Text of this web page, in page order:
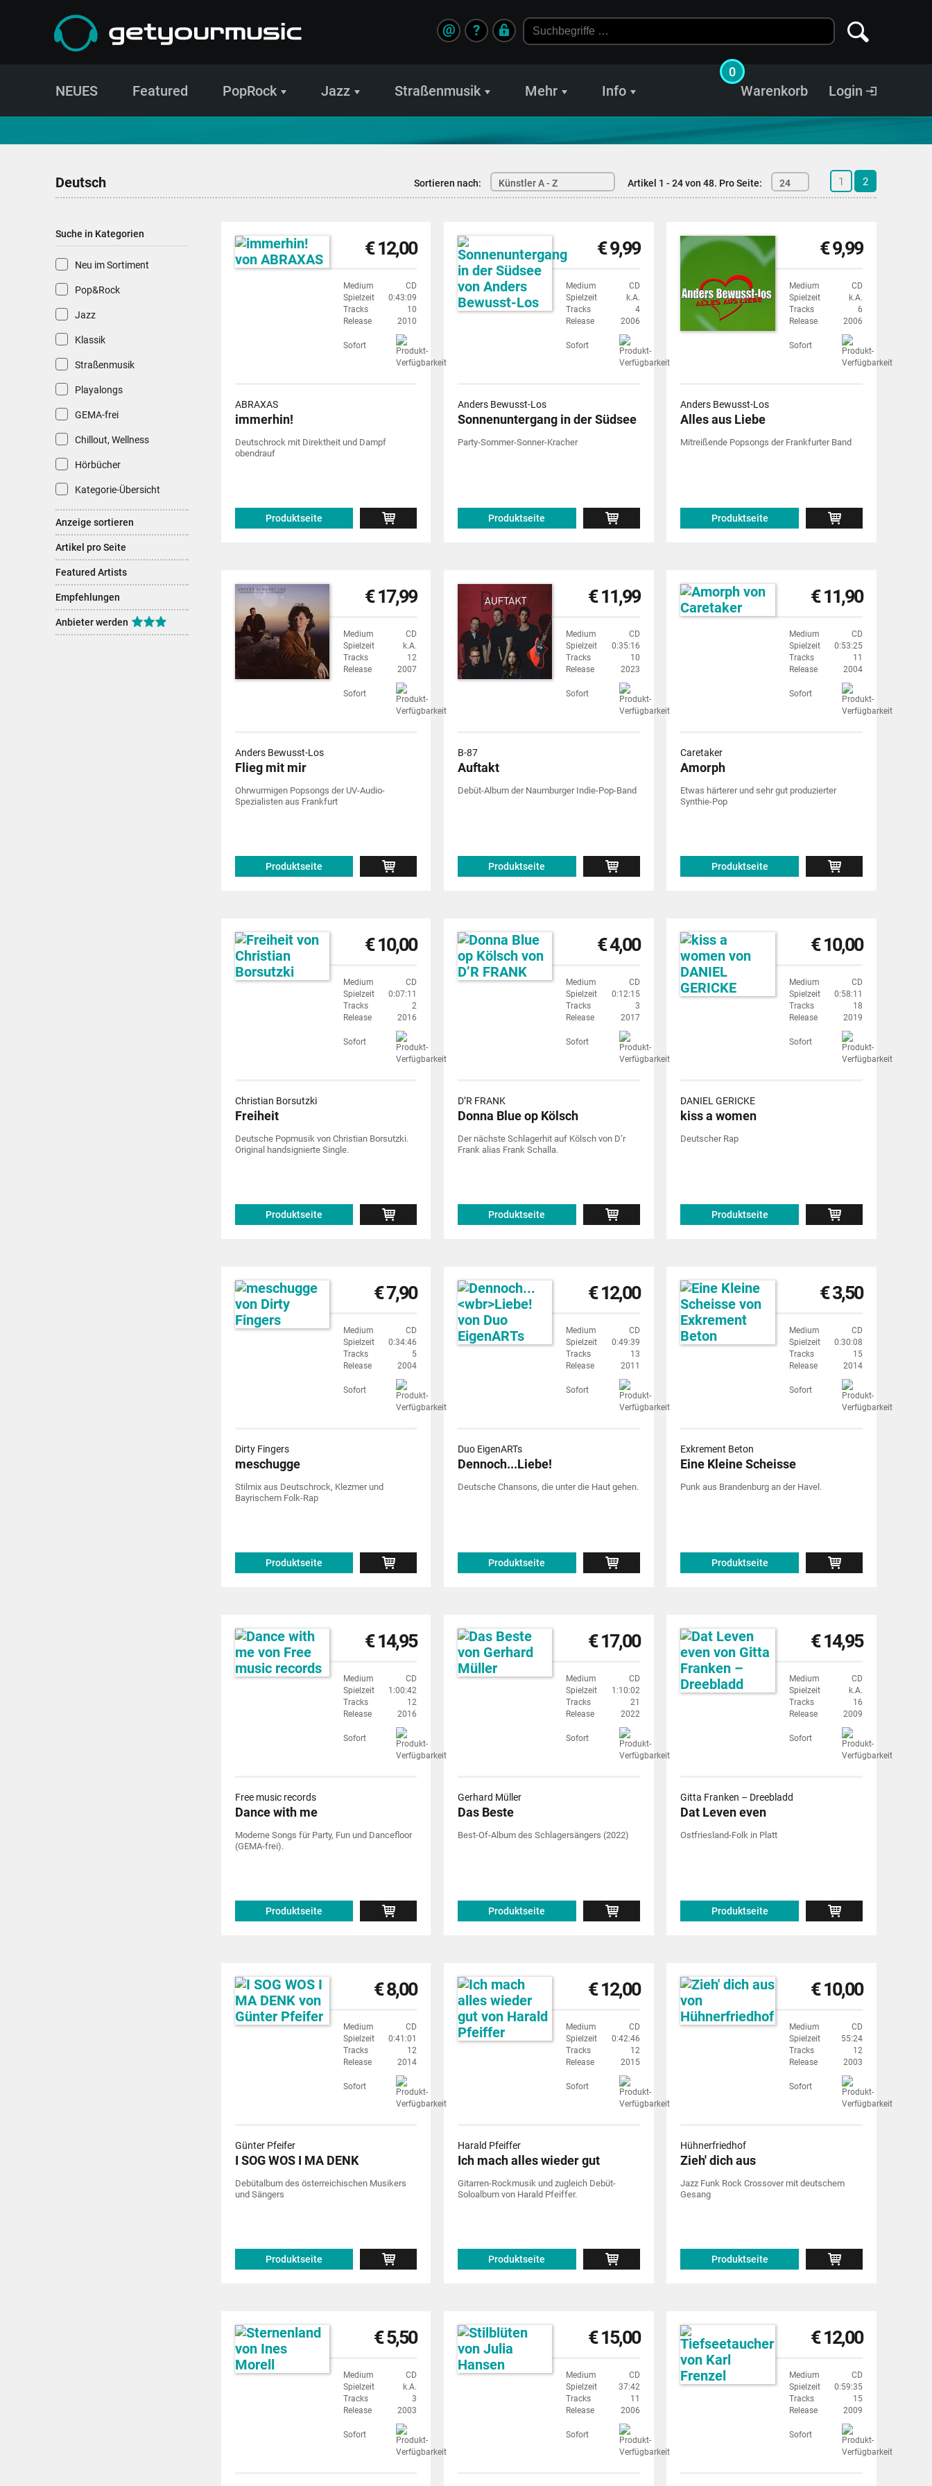
?
@
NEUES Featured PopRock Jazz Straßenmusik Mehr Info Login
Warenkorb
0
Deutsch Sortieren nach: Künstler A - Z Artikel 1 - 24 von 48. Pro Seite: 24 1 2
Suche in Kategorien
Neu im Sortiment
Pop&Rock
Jazz
Klassik
Straßenmusik
Playalongs
GEMA-frei
Chillout, Wellness
Hörbücher
Kategorie-Übersicht
Anzeige sortieren
Artikel pro Seite
Featured Artists
Empfehlungen
Anbieter werden
€ 12,00
Medium
CD
Spielzeit
0:43:09
Tracks
10
Release
2010
Sofort
ABRAXAS
immerhin!
Deutschrock mit Direktheit und Dampf
obendrauf
Produktseite
€ 9,99
Medium
CD
Spielzeit
k.A.
Tracks
4
Release
2006
Sofort
Anders Bewusst-Los
Sonnenuntergang in der Südsee
Party-Sommer-Sonner-Kracher
Produktseite
€ 9,99
Medium
CD
Spielzeit
k.A.
Tracks
6
Release
2006
Sofort
Anders Bewusst-Los
Alles aus Liebe
Mitreißende Popsongs der Frankfurter Band
Produktseite
€ 17,99
Medium
CD
Spielzeit
k.A.
Tracks
12
Release
2007
Sofort
Anders Bewusst-Los
Flieg mit mir
Ohrwurmigen Popsongs der UV-Audio-
Spezialisten aus Frankfurt
Produktseite
€ 11,99
Medium
CD
Spielzeit
0:35:16
Tracks
10
Release
2023
Sofort
B-87
Auftakt
Debüt-Album der Naumburger Indie-Pop-Band
Produktseite
€ 11,90
Medium
CD
Spielzeit
0:53:25
Tracks
11
Release
2004
Sofort
Caretaker
Amorph
Etwas härterer und sehr gut produzierter
Synthie-Pop
Produktseite
€ 10,00
Medium
CD
Spielzeit
0:07:11
Tracks
2
Release
2016
Sofort
Christian Borsutzki
Freiheit
Deutsche Popmusik von Christian Borsutzki.
Original handsignierte Single.
Produktseite
€ 4,00
Medium
CD
Spielzeit
0:12:15
Tracks
3
Release
2017
Sofort
D’R FRANK
Donna Blue op Kölsch
Der nächste Schlagerhit auf Kölsch von D’r
Frank alias Frank Schalla.
Produktseite
€ 10,00
Medium
CD
Spielzeit
0:58:11
Tracks
18
Release
2019
Sofort
DANIEL GERICKE
kiss a women
Deutscher Rap
Produktseite
€ 7,90
Medium
CD
Spielzeit
0:34:46
Tracks
5
Release
2004
Sofort
Dirty Fingers
meschugge
Stilmix aus Deutschrock, Klezmer und
Bayrischem Folk-Rap
Produktseite
€ 12,00
Medium
CD
Spielzeit
0:49:39
Tracks
13
Release
2011
Sofort
Duo EigenARTs
Dennoch...Liebe!
Deutsche Chansons, die unter die Haut gehen.
Produktseite
€ 3,50
Medium
CD
Spielzeit
0:30:08
Tracks
15
Release
2014
Sofort
Exkrement Beton
Eine Kleine Scheisse
Punk aus Brandenburg an der Havel.
Produktseite
€ 14,95
Medium
CD
Spielzeit
1:00:42
Tracks
12
Release
2016
Sofort
Free music records
Dance with me
Moderne Songs für Party, Fun und Dancefloor
(GEMA-frei).
Produktseite
€ 17,00
Medium
CD
Spielzeit
1:10:02
Tracks
21
Release
2022
Sofort
Gerhard Müller
Das Beste
Best-Of-Album des Schlagersängers (2022)
Produktseite
€ 14,95
Medium
CD
Spielzeit
k.A.
Tracks
16
Release
2009
Sofort
Gitta Franken – Dreebladd
Dat Leven even
Ostfriesland-Folk in Platt
Produktseite
€ 8,00
Medium
CD
Spielzeit
0:41:01
Tracks
12
Release
2014
Sofort
Günter Pfeifer
I SOG WOS I MA DENK
Debütalbum des österreichischen Musikers
und Sängers
Produktseite
€ 12,00
Medium
CD
Spielzeit
0:42:46
Tracks
12
Release
2015
Sofort
Harald Pfeiffer
Ich mach alles wieder gut
Gitarren-Rockmusik und zugleich Debüt-
Soloalbum von Harald Pfeiffer.
Produktseite
€ 10,00
Medium
CD
Spielzeit
55:24
Tracks
12
Release
2003
Sofort
Hühnerfriedhof
Zieh' dich aus
Jazz Funk Rock Crossover mit deutschem
Gesang
Produktseite
€ 5,50
Medium
CD
Spielzeit
k.A.
Tracks
3
Release
2003
Sofort
€ 15,00
Medium
CD
Spielzeit
37:42
Tracks
11
Release
2006
Sofort
€ 12,00
Medium
CD
Spielzeit
0:59:35
Tracks
15
Release
2009
Sofort